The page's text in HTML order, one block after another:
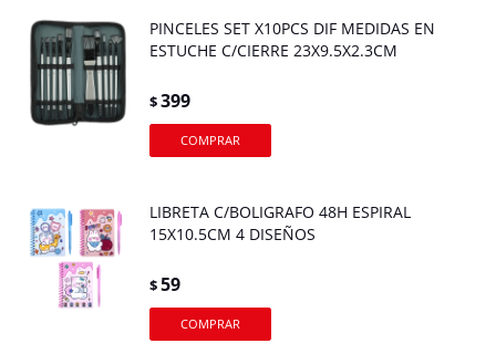
PINCELES SET X10PCS DIF MEDIDAS EN
ESTUCHE C/CIERRE 23X9.5X2.3CM
$399
LIBRETA C/BOLIGRAFO 48H ESPIRAL
15X10.5CM 4 DISEÑOS
$59